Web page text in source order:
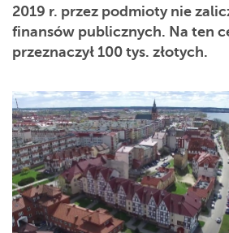
2019 r. przez podmioty nie
finansów publicznych. Na ten
przeznaczył 100 tys. złotych.